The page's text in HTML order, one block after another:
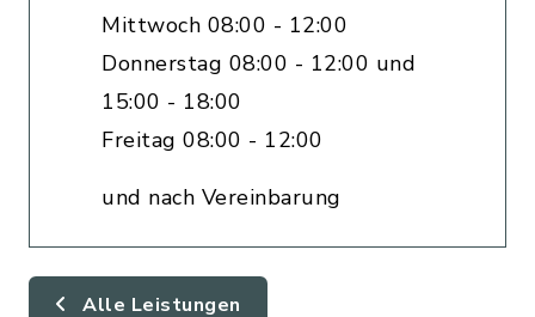
Mittwoch 08:00 - 12:00
Donnerstag 08:00 - 12:00 und
15:00 - 18:00
Freitag 08:00 - 12:00
und nach Vereinbarung
Alle Leistungen